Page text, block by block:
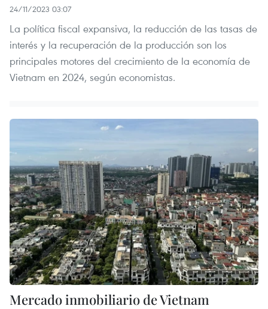
24/11/2023 03:07
La política fiscal expansiva, la reducción de las tasas de
interés y la recuperación de la producción son los
principales motores del crecimiento de la economía de
Vietnam en 2024, según economistas.
Mercado inmobiliario de Vietnam